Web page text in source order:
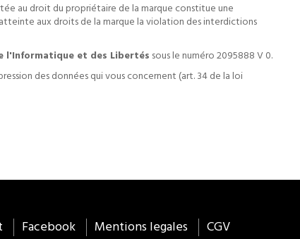
au droit du propriétaire de la marque constitue une
aux droits de la marque la violation des interdictions
l'Informatique et des Libertés sous le numéro 2095888 V 0.
des données qui vous concernent (art. 34 de la loi
Facebook Mentions legales CGV